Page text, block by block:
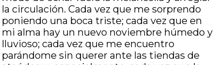
la circulación. Cada vez que me sorprendo
poniendo una boca triste; cada vez que en
mi alma hay un nuevo noviembre húmedo y
lluvioso; cada vez que me encuentro
parándome sin querer ante las tiendas de